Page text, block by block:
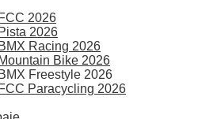
2026
2026
Racing 2026
Bike 2026
Freestyle 2026
Paracycling 2026